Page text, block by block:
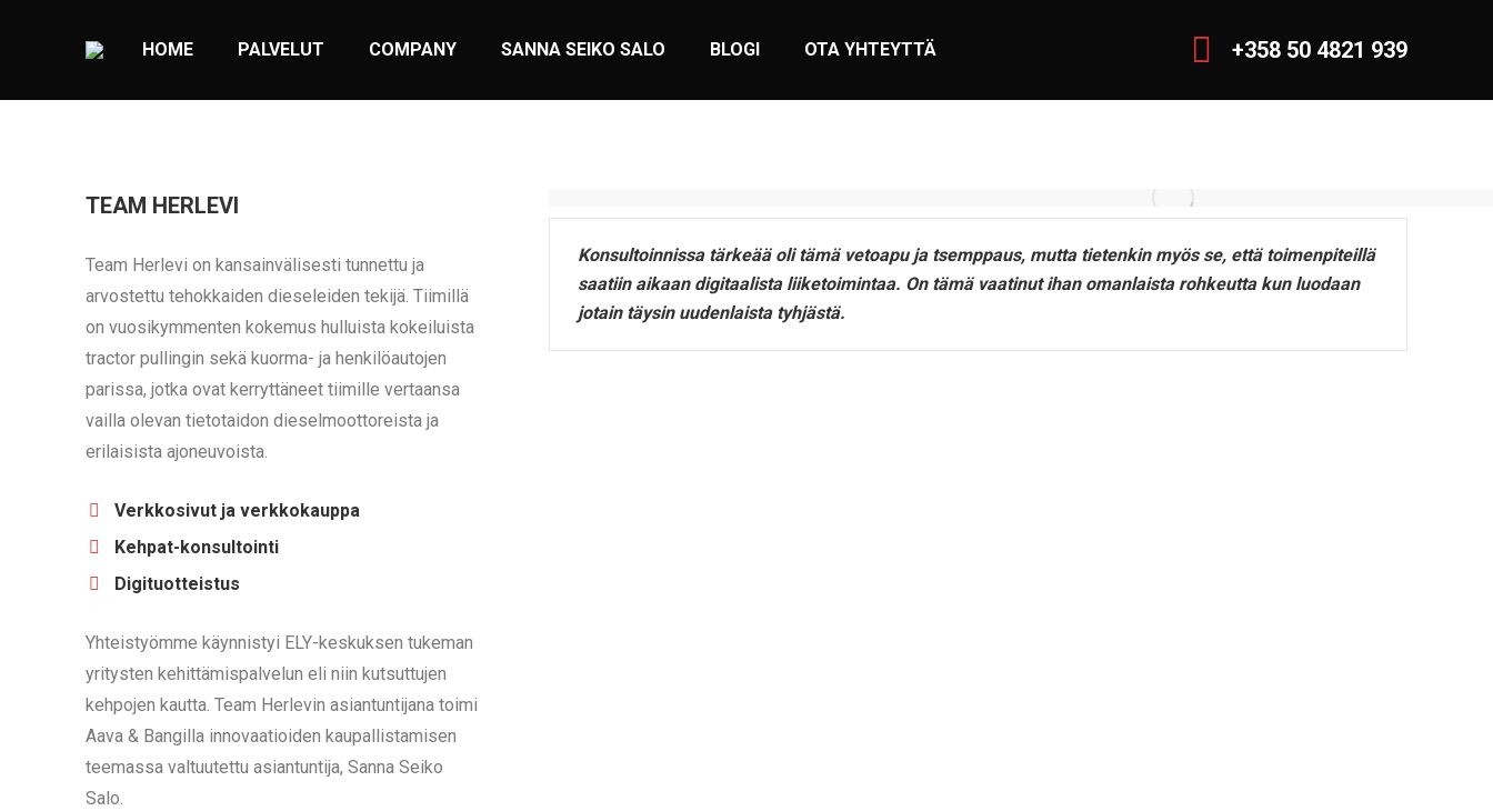
HOME PALVELUT COMPANY SANNA SEIKO SALO BLOGI OTA YHTEYTTÄ +358 50 4821 939
TEAM HERLEVI
Team Herlevi on kansainvälisesti tunnettu ja
arvostettu tehokkaiden dieseleiden tekijä. Tiimillä
on vuosikymmenten kokemus hulluista kokeiluista
tractor pullingin sekä kuorma- ja henkilöautojen
parissa, jotka ovat kerryttäneet tiimille vertaansa
vailla olevan tietotaidon dieselmoottoreista ja
erilaisista ajoneuvoista.
Verkkosivut ja verkkokauppa
Kehpat-konsultointi
Digituotteistus
Yhteistyömme käynnistyi ELY-keskuksen tukeman
yritysten kehittämispalvelun eli niin kutsuttujen
kehpojen kautta. Team Herlevin asiantuntijana toimi
Aava & Bangilla innovaatioiden kaupallistamisen
teemassa valtuutettu asiantuntija, Sanna Seiko
Salo.
Konsultoinnissa tärkeää oli tämä vetoapu ja tsemppaus, mutta tietenkin myös se, että toimenpiteillä
saatiin aikaan digitaalista liiketoimintaa. On tämä vaatinut ihan omanlaista rohkeutta kun luodaan
jotain täysin uudenlaista tyhjästä.